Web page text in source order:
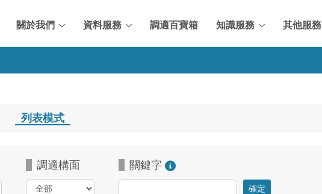
關於我們 資料服務 調適百寶箱 知識服務 其他服務
列表模式
調適構面 關鍵字